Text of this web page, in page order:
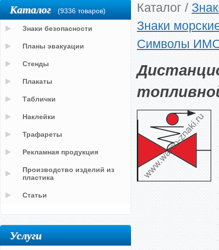
Каталог /
Знаки
Символы ИМО
Каталог (9336 товаров)
Знаки безопасности
Планы эвакуации
Стенды
Плакаты
Таблички
Наклейки
Трафареты
Рекламная продукция
Производство изделий из
пластика
Статьи
Услуги